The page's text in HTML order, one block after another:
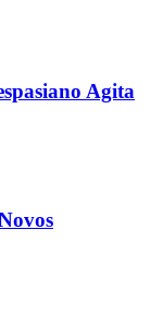
Agita